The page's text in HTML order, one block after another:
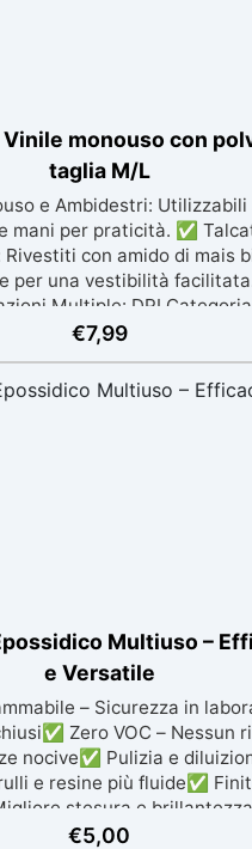
Vinile monouso con
taglia M/L
e Ambidestri: Utilizzabili
mani per praticità. ✅
Rivestiti con amido di mais
per una vestibilità
Multiple: DPI
EU 2016/425),
✅ Sicuri per Alimenti
contatto alimentare secondo
e italiane. ✅ Confezione
€7,99
Multiuso –
e Versatile
– Sicurezza in
Zero VOC – Nessun
nocive✅ Pulizia e
e resine più fluide✅
stesura e
resina
€5,00